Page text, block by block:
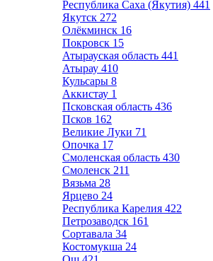
Республика Саха (Якутия) 441
Якутск 272
Олёкминск 16
Покровск 15
Атырауская область 441
Атырау 410
Кульсары 8
Аккистау 1
Псковская область 436
Псков 162
Великие Луки 71
Опочка 17
Смоленская область 430
Смоленск 211
Вязьма 28
Ярцево 24
Республика Карелия 422
Петрозаводск 161
Сортавала 34
Костомукша 24